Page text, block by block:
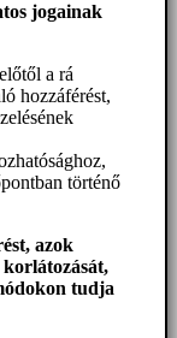
jogainak
a rá
hozzáférést,
történő
, azok
korlátozását,
tudja